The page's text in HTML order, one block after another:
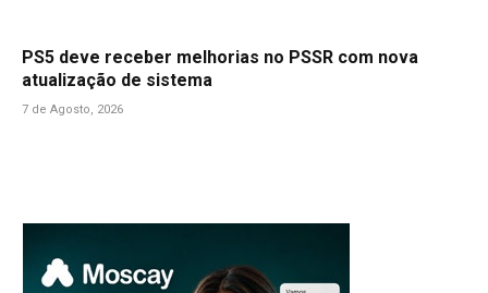
PS5 deve receber melhorias no PSSR com nova
atualização de sistema
7 de Agosto, 2026